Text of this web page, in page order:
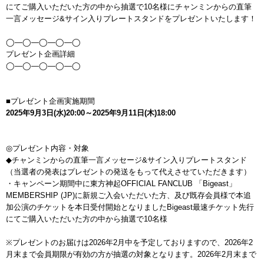
にてご購入いただいた方の中から抽選で10名様にチャンミンからの直筆
一言メッセージ&サイン入りプレートスタンドをプレゼントいたします！
◯―◯―◯―◯―◯
プレゼント企画詳細
◯―◯―◯―◯―◯
■プレゼント企画実施期間
2025年9月3日(水)20:00～2025年9月11日(木)18:00
◎プレゼント内容・対象
◆チャンミンからの直筆一言メッセージ&サイン入りプレートスタンド
（当選者の発表はプレゼントの発送をもって代えさせていただきます）
・キャンペーン期間中に東方神起OFFICIAL FANCLUB 「Bigeast」
MEMBERSHIP (JP)に新規ご入会いただいた方、及び既存会員様で本追
加公演のチケットを本日受付開始となりましたBigeast最速チケット先行
にてご購入いただいた方の中から抽選で10名様
※プレゼントのお届けは2026年2月中を予定しておりますので、2026年2
月末まで会員期限が有効の方が抽選の対象となります。2026年2月末まで